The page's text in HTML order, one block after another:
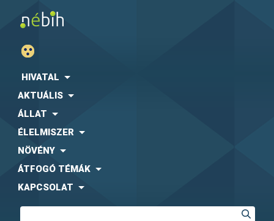
HIVATAL
AKTUÁLIS
ÁLLAT
ÉLELMISZER
NÖVÉNY
ÁTFOGÓ TÉMÁK
KAPCSOLAT